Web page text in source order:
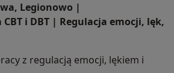
Legionowo |
i DBT | Regulacja emocji, lęk,
z regulacją emocji, lękiem i